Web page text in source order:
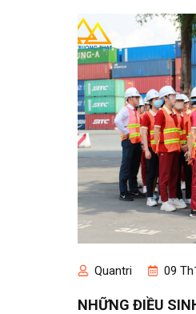
Quantri 09
NHỮNG ĐIỀU